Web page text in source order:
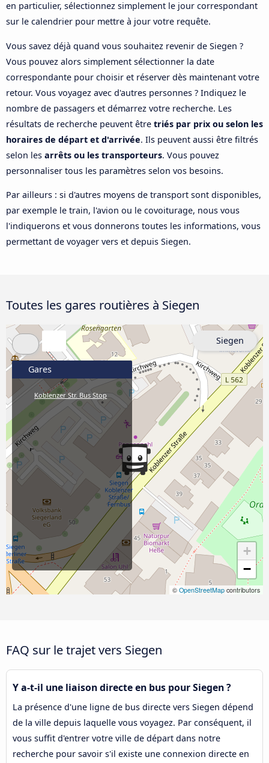
en particulier, sélectionnez simplement le jour correspondant
sur le calendrier pour mettre à jour votre requête.
Vous savez déjà quand vous souhaitez revenir de Siegen ?
Vous pouvez alors simplement sélectionner la date
correspondante pour choisir et réserver dès maintenant votre
retour. Vous voyagez avec d'autres personnes ? Indiquez le
nombre de passagers et démarrez votre recherche. Les
résultats de recherche peuvent être triés par prix ou selon les
horaires de départ et d'arrivée. Ils peuvent aussi être filtrés
selon les arrêts ou les transporteurs. Vous pouvez
personnaliser tous les paramètres selon vos besoins.
Par ailleurs : si d'autres moyens de transport sont disponibles,
par exemple le train, l'avion ou le covoiturage, nous vous
l'indiquerons et vous donnerons toutes les informations, vous
permettant de voyager vers et depuis Siegen.
Toutes les gares routières à Siegen
+
−
© OpenStreetMap contributors
Gares
Koblenzer Str. Bus Stop
Siegen
FAQ sur le trajet vers Siegen
Y a-t-il une liaison directe en bus pour Siegen ?
La présence d'une ligne de bus directe vers Siegen dépend
de la ville depuis laquelle vous voyagez. Par conséquent, il
vous suffit d'entrer votre ville de départ dans notre
recherche pour savoir s'il existe une connexion directe en